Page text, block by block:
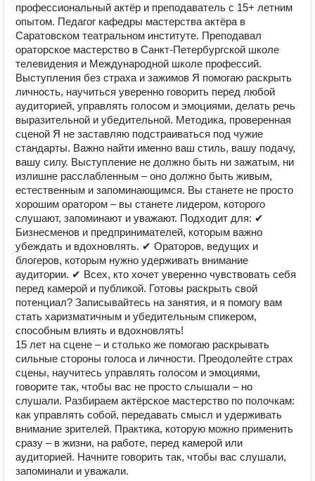
профессиональный актёр и преподаватель с 15+ летним
опытом. Педагог кафедры мастерства актёра в
Саратовском театральном институте. Преподавал
ораторское мастерство в Санкт-Петербургской школе
телевидения и Международной школе профессий.
Выступления без страха и зажимов Я помогаю раскрыть
личность, научиться уверенно говорить перед любой
аудиторией, управлять голосом и эмоциями, делать речь
выразительной и убедительной. Методика, проверенная
сценой Я не заставляю подстраиваться под чужие
стандарты. Важно найти именно ваш стиль, вашу подачу,
вашу силу. Выступление не должно быть ни зажатым, ни
излишне расслабленным – оно должно быть живым,
естественным и запоминающимся. Вы станете не просто
хорошим оратором – вы станете лидером, которого
слушают, запоминают и уважают. Подходит для: ✔
Бизнесменов и предпринимателей, которым важно
убеждать и вдохновлять. ✔ Ораторов, ведущих и
блогеров, которым нужно удерживать внимание
аудитории. ✔ Всех, кто хочет уверенно чувствовать себя
перед камерой и публикой. Готовы раскрыть свой
потенциал? Записывайтесь на занятия, и я помогу вам
стать харизматичным и убедительным спикером,
способным влиять и вдохновлять!
15 лет на сцене – и столько же помогаю раскрывать
сильные стороны голоса и личности. Преодолейте страх
сцены, научитесь управлять голосом и эмоциями,
говорите так, чтобы вас не просто слышали – но
слушали. Разбираем актёрское мастерство по полочкам:
как управлять собой, передавать смысл и удерживать
внимание зрителей. Практика, которую можно применить
сразу – в жизни, на работе, перед камерой или
аудиторией. Начните говорить так, чтобы вас слушали,
запоминали и уважали.